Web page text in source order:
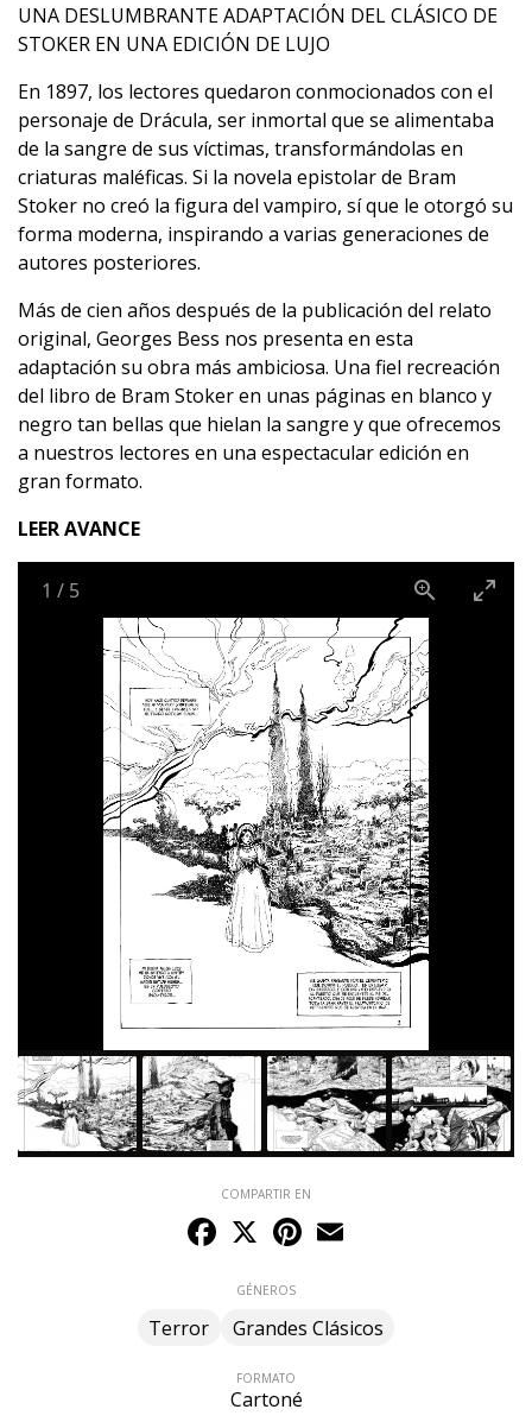
UNA DESLUMBRANTE ADAPTACIÓN DEL CLÁSICO DE
STOKER EN UNA EDICIÓN DE LUJO
En 1897, los lectores quedaron conmocionados con el
personaje de Drácula, ser inmortal que se alimentaba
de la sangre de sus víctimas, transformándolas en
criaturas maléficas. Si la novela epistolar de Bram
Stoker no creó la figura del vampiro, sí que le otorgó su
forma moderna, inspirando a varias generaciones de
autores posteriores.
Más de cien años después de la publicación del relato
original, Georges Bess nos presenta en esta
adaptación su obra más ambiciosa. Una fiel recreación
del libro de Bram Stoker en unas páginas en blanco y
negro tan bellas que hielan la sangre y que ofrecemos
a nuestros lectores en una espectacular edición en
gran formato.
LEER AVANCE
1 / 5
COMPARTIR EN
Facebook
X Pinterest
GÉNEROS
Terror Grandes Clásicos
FORMATO
Cartoné